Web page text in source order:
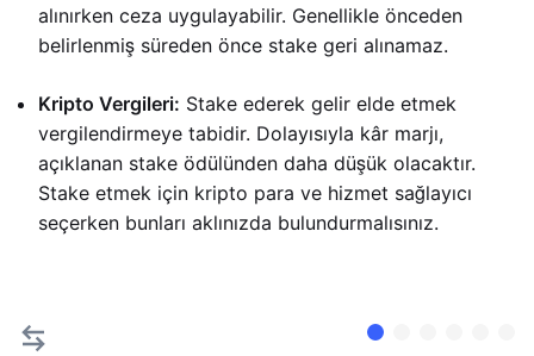
alınırken ceza uygulayabilir. Genellikle önceden
belirlenmiş süreden önce stake geri alınamaz.
Kripto Vergileri: Stake ederek gelir elde etmek
vergilendirmeye tabidir. Dolayısıyla kâr marjı,
açıklanan stake ödülünden daha düşük olacaktır.
Stake etmek için kripto para ve hizmet sağlayıcı
seçerken bunları aklınızda bulundurmalısınız.